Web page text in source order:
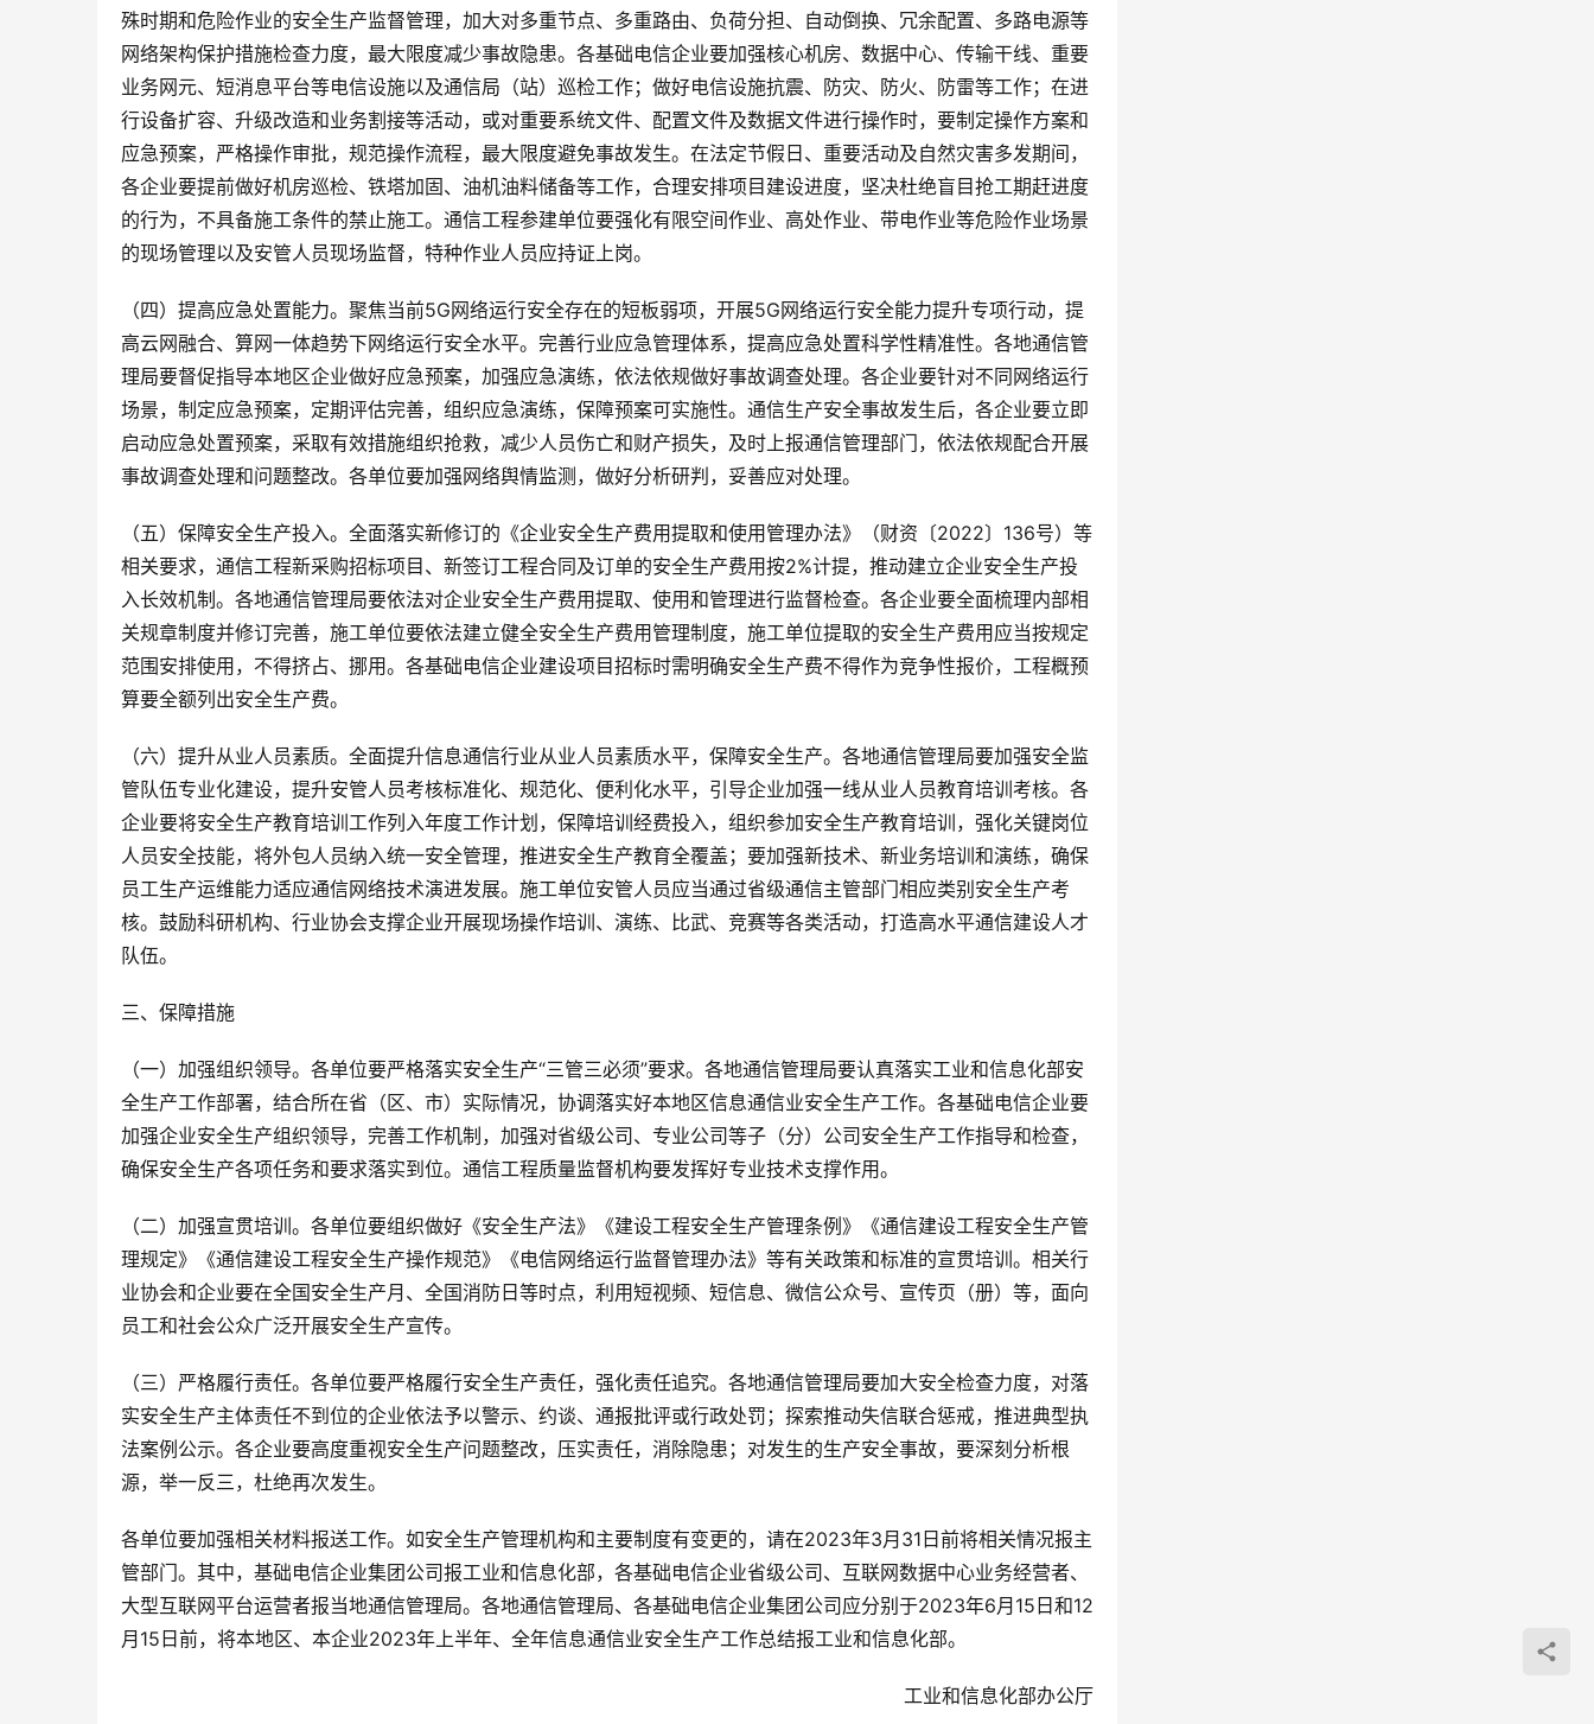
殊时期和危险作业的安全生产监督管理，加大对多重节点、多重路由、负荷分担、自动倒换、冗余配置、多路电源等
网络架构保护措施检查力度，最大限度减少事故隐患。各基础电信企业要加强核心机房、数据中心、传输干线、重要
业务网元、短消息平台等电信设施以及通信局（站）巡检工作；做好电信设施抗震、防灾、防火、防雷等工作；在进
行设备扩容、升级改造和业务割接等活动，或对重要系统文件、配置文件及数据文件进行操作时，要制定操作方案和
应急预案，严格操作审批，规范操作流程，最大限度避免事故发生。在法定节假日、重要活动及自然灾害多发期间，
各企业要提前做好机房巡检、铁塔加固、油机油料储备等工作，合理安排项目建设进度，坚决杜绝盲目抢工期赶进度
的行为，不具备施工条件的禁止施工。通信工程参建单位要强化有限空间作业、高处作业、带电作业等危险作业场景
的现场管理以及安管人员现场监督，特种作业人员应持证上岗。
（四）提高应急处置能力。聚焦当前5G网络运行安全存在的短板弱项，开展5G网络运行安全能力提升专项行动，提
高云网融合、算网一体趋势下网络运行安全水平。完善行业应急管理体系，提高应急处置科学性精准性。各地通信管
理局要督促指导本地区企业做好应急预案，加强应急演练，依法依规做好事故调查处理。各企业要针对不同网络运行
场景，制定应急预案，定期评估完善，组织应急演练，保障预案可实施性。通信生产安全事故发生后，各企业要立即
启动应急处置预案，采取有效措施组织抢救，减少人员伤亡和财产损失，及时上报通信管理部门，依法依规配合开展
事故调查处理和问题整改。各单位要加强网络舆情监测，做好分析研判，妥善应对处理。
（五）保障安全生产投入。全面落实新修订的《企业安全生产费用提取和使用管理办法》（财资〔2022〕136号）等
相关要求，通信工程新采购招标项目、新签订工程合同及订单的安全生产费用按2%计提，推动建立企业安全生产投
入长效机制。各地通信管理局要依法对企业安全生产费用提取、使用和管理进行监督检查。各企业要全面梳理内部相
关规章制度并修订完善，施工单位要依法建立健全安全生产费用管理制度，施工单位提取的安全生产费用应当按规定
范围安排使用，不得挤占、挪用。各基础电信企业建设项目招标时需明确安全生产费不得作为竞争性报价，工程概预
算要全额列出安全生产费。
（六）提升从业人员素质。全面提升信息通信行业从业人员素质水平，保障安全生产。各地通信管理局要加强安全监
管队伍专业化建设，提升安管人员考核标准化、规范化、便利化水平，引导企业加强一线从业人员教育培训考核。各
企业要将安全生产教育培训工作列入年度工作计划，保障培训经费投入，组织参加安全生产教育培训，强化关键岗位
人员安全技能，将外包人员纳入统一安全管理，推进安全生产教育全覆盖；要加强新技术、新业务培训和演练，确保
员工生产运维能力适应通信网络技术演进发展。施工单位安管人员应当通过省级通信主管部门相应类别安全生产考
核。鼓励科研机构、行业协会支撑企业开展现场操作培训、演练、比武、竞赛等各类活动，打造高水平通信建设人才
队伍。
三、保障措施
（一）加强组织领导。各单位要严格落实安全生产“三管三必须”要求。各地通信管理局要认真落实工业和信息化部安
全生产工作部署，结合所在省（区、市）实际情况，协调落实好本地区信息通信业安全生产工作。各基础电信企业要
加强企业安全生产组织领导，完善工作机制，加强对省级公司、专业公司等子（分）公司安全生产工作指导和检查，
确保安全生产各项任务和要求落实到位。通信工程质量监督机构要发挥好专业技术支撑作用。
（二）加强宣贯培训。各单位要组织做好《安全生产法》《建设工程安全生产管理条例》《通信建设工程安全生产管
理规定》《通信建设工程安全生产操作规范》《电信网络运行监督管理办法》等有关政策和标准的宣贯培训。相关行
业协会和企业要在全国安全生产月、全国消防日等时点，利用短视频、短信息、微信公众号、宣传页（册）等，面向
员工和社会公众广泛开展安全生产宣传。
（三）严格履行责任。各单位要严格履行安全生产责任，强化责任追究。各地通信管理局要加大安全检查力度，对落
实安全生产主体责任不到位的企业依法予以警示、约谈、通报批评或行政处罚；探索推动失信联合惩戒，推进典型执
法案例公示。各企业要高度重视安全生产问题整改，压实责任，消除隐患；对发生的生产安全事故，要深刻分析根
源，举一反三，杜绝再次发生。
各单位要加强相关材料报送工作。如安全生产管理机构和主要制度有变更的，请在2023年3月31日前将相关情况报主
管部门。其中，基础电信企业集团公司报工业和信息化部，各基础电信企业省级公司、互联网数据中心业务经营者、
大型互联网平台运营者报当地通信管理局。各地通信管理局、各基础电信企业集团公司应分别于2023年6月15日和12
月15日前，将本地区、本企业2023年上半年、全年信息通信业安全生产工作总结报工业和信息化部。
工业和信息化部办公厅